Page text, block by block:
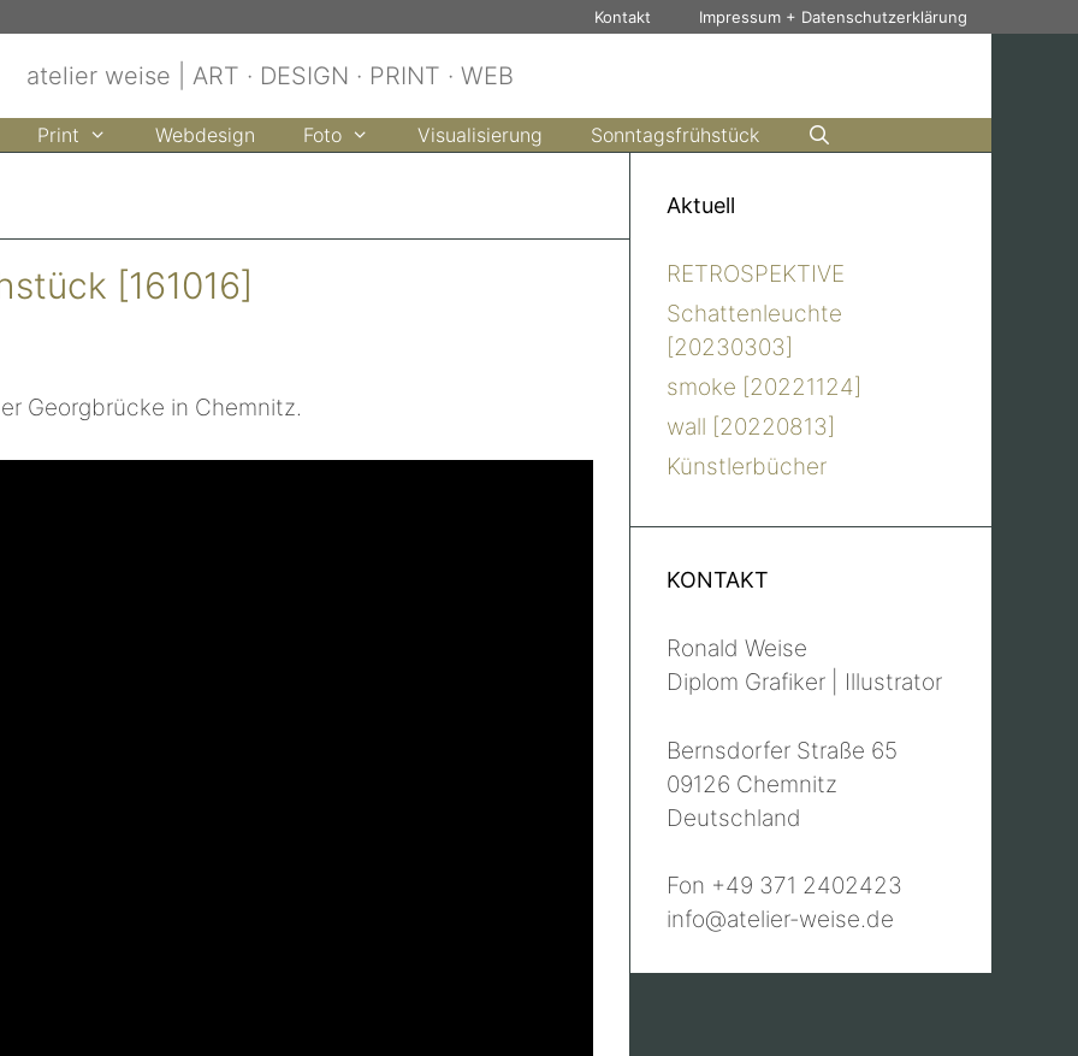
Kontakt Impressum + Datenschutzerklärung
atelier weise | ART · DESIGN · PRINT · WEB
Print Webdesign Foto Visualisierung Sonntagsfrühstück
[161016]
Georgbrücke in Chemnitz.
Aktuell
RETROSPEKTIVE
Schattenleuchte
[20230303]
smoke [20221124]
wall [20220813]
Künstlerbücher
KONTAKT
Ronald Weise
Diplom Grafiker | Illustrator
Bernsdorfer Straße 65
09126 Chemnitz
Deutschland
Fon +49 371 2402423
info@atelier-weise.de